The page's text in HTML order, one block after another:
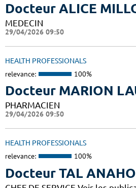
Docteur ALICE
MEDECIN
29/04/2026 09:50
HEALTH PROFESSIONALS
relevance: 100%
Docteur MARION
PHARMACIEN
29/04/2026 09:50
HEALTH PROFESSIONALS
relevance: 100%
Docteur TAL